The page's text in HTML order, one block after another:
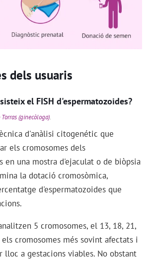
dels usuaris
el FISH d'espermatozoides?
(ginecòloga).
d'anàlisi citogenétic que
els cromosomes dels
en una mostra d'ejaculat o de biòpsia
la dotació cromosòmica,
d'espermatozoides que
5 cromosomes, el 13, 18, 21,
cromosomes més sovint afectats i
lloc a gestacions viables. No obstant